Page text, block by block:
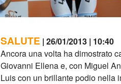
SALUTE | 26/01/2013 | 10:40
Ancora una volta ha dimostrato
Giovanni Ellena e, con Miguel
Luis con un brillante podio nella